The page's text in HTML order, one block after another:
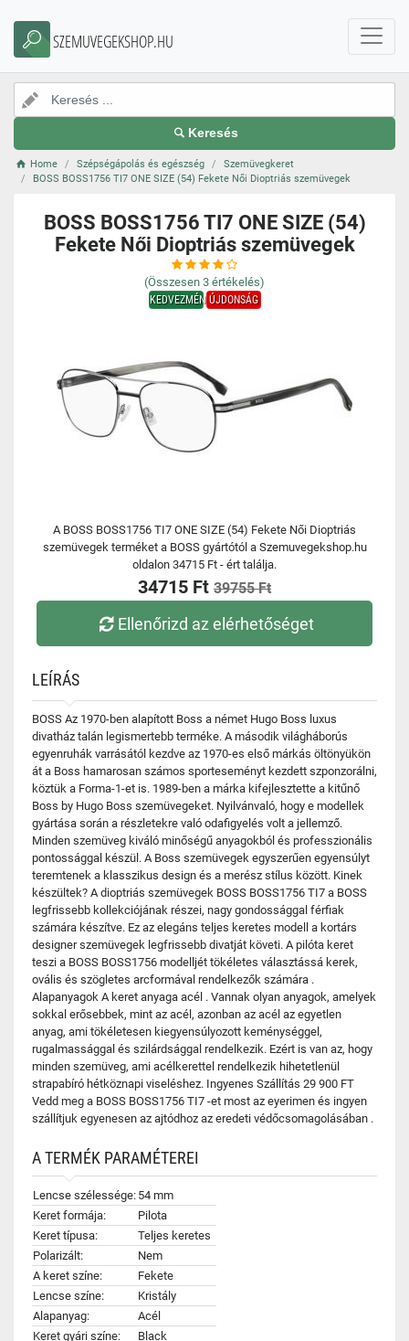
SZEMUVEGEKSHOP.HU
Keresés
Home Szépségápolás és egészség
Szemüvegkeret
BOSS BOSS1756 TI7 ONE SIZE (54) Fekete Női Dioptriás szemüvegek
BOSS BOSS1756 TI7 ONE SIZE (54)
Fekete Női Dioptriás szemüvegek
(Összesen 3 értékelés)
KEDVEZMÉNYÚJDONSÁG
A BOSS BOSS1756 TI7 ONE SIZE (54) Fekete Női Dioptriás
szemüvegek terméket a BOSS gyártótól a Szemuvegekshop.hu
oldalon 34715 Ft - ért találja.
34715 Ft 39755 Ft
Ellenőrizd az elérhetőséget
LEÍRÁS
BOSS Az 1970-ben alapított Boss a német Hugo Boss luxus
divatház talán legismertebb terméke. A második világháborús
egyenruhák varrásától kezdve az 1970-es első márkás öltönyükön
át a Boss hamarosan számos sporteseményt kezdett szponzorálni,
köztük a Forma-1-et is. 1989-ben a márka kifejlesztette a kitűnő
Boss by Hugo Boss szemüvegeket. Nyilvánvaló, hogy e modellek
gyártása során a részletekre való odafigyelés volt a jellemző.
Minden szemüveg kiváló minőségű anyagokból és professzionális
pontossággal készül. A Boss szemüvegek egyszerűen egyensúlyt
teremtenek a klasszikus design és a merész stílus között. Kinek
készültek? A dioptriás szemüvegek BOSS BOSS1756 TI7 a BOSS
legfrissebb kollekciójának részei, nagy gondossággal férfiak
számára készítve. Ez az elegáns teljes keretes modell a kortárs
designer szemüvegek legfrissebb divatját követi. A pilóta keret
teszi a BOSS BOSS1756 modelljét tökéletes választássá kerek,
ovális és szögletes arcformával rendelkezők számára .
Alapanyagok A keret anyaga acél . Vannak olyan anyagok, amelyek
sokkal erősebbek, mint az acél, azonban az acél az egyetlen
anyag, ami tökéletesen kiegyensúlyozott keménységgel,
rugalmassággal és szilárdsággal rendelkezik. Ezért is van az, hogy
minden szemüveg, ami acélkerettel rendelkezik hihetetlenül
strapabíró hétköznapi viseléshez. Ingyenes Szállítás 29 900 FT
Vedd meg a BOSS BOSS1756 TI7 -et most az eyerimen és ingyen
szállítjuk egyenesen az ajtódhoz az eredeti védőcsomagolásában .
A TERMÉK PARAMÉTEREI
Lencse szélessége: 54 mm
Keret formája:
Pilota
Keret típusa:
Teljes keretes
Polarizált:
Nem
A keret színe:
Fekete
Lencse színe:
Kristály
Alapanyag:
Acél
Keret gyári színe:
Black